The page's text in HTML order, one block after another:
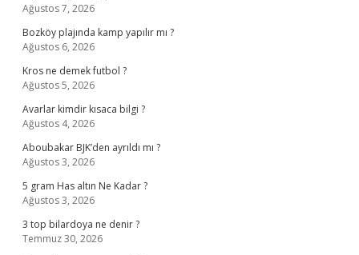
Ağustos 7, 2026
Bozköy plajında kamp yapılır mı ?
Ağustos 6, 2026
Kros ne demek futbol ?
Ağustos 5, 2026
Avarlar kimdir kısaca bilgi ?
Ağustos 4, 2026
Aboubakar BJK’den ayrıldı mı ?
Ağustos 3, 2026
5 gram Has altın Ne Kadar ?
Ağustos 3, 2026
3 top bilardoya ne denir ?
Temmuz 30, 2026